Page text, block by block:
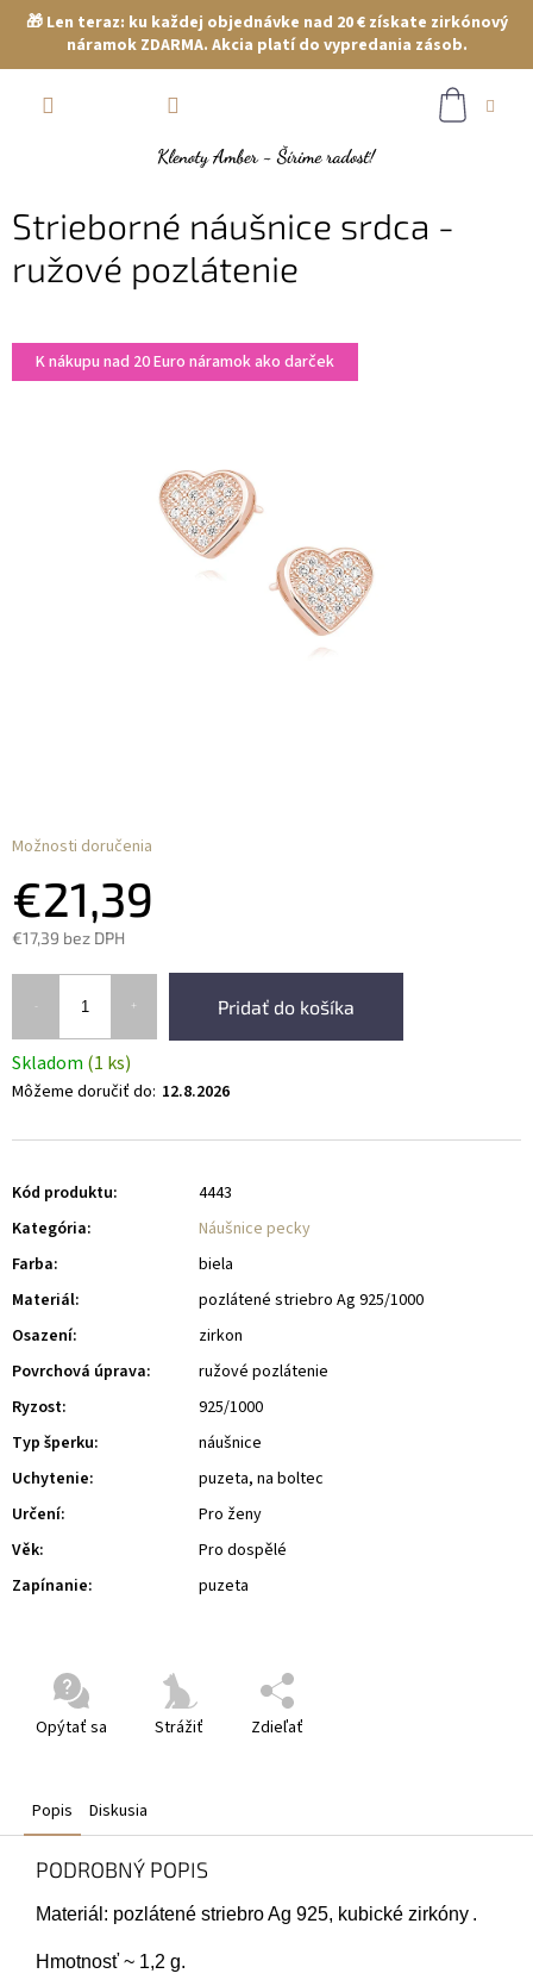
🎁 Len teraz: ku každej objednávke nad 20 € získate zirkónový
náramok ZDARMA. Akcia platí do vypredania zásob.
Strieborné náušnice srdca -
ružové pozlátenie
K nákupu nad 20 Euro náramok ako darček
€21,39
€17,39 bez DPH
Pridať do košíka
Skladom (1 ks)
Môžeme doručiť do: 12.8.2026
Možnosti doručenia
Opýtať sa Strážiť Zdieľať
Kód produktu:
4443
Kategória:
Náušnice pecky
Farba:
biela
Materiál:
pozlátené striebro Ag 925/1000
Osazení:
zirkon
Povrchová úprava:
ružové pozlátenie
Ryzost:
925/1000
Typ šperku:
náušnice
Uchytenie:
puzeta, na boltec
Určení:
Pro ženy
Věk:
Pro dospělé
Zapínanie: puzeta
Popis Diskusia
PODROBNÝ POPIS
Materiál: pozlátené striebro Ag 925, kubické zirkóny .
Hmotnosť ~ 1,2 g.